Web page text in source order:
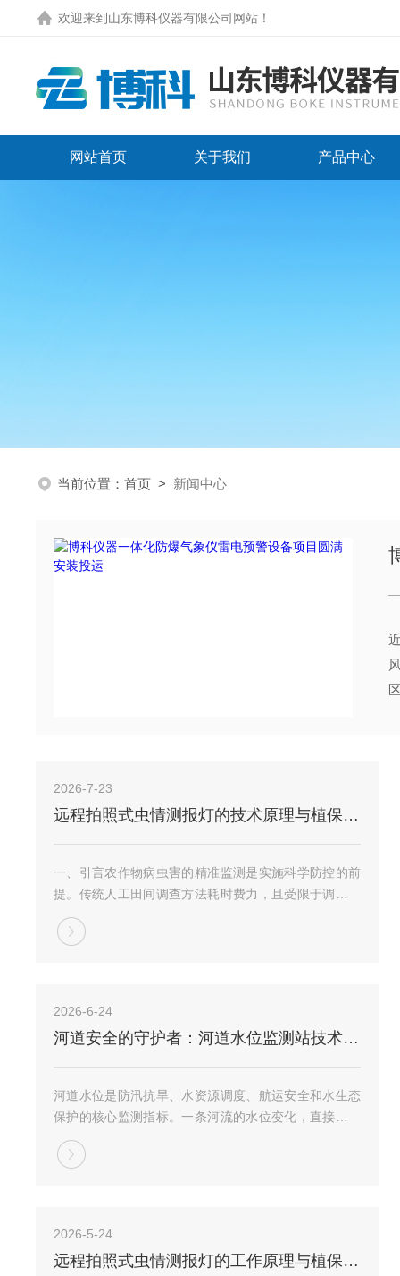
欢迎来到 山东博科仪器有限公司网站 ！
网站首页 关于我们 产品中心
当前位置： 首页 > 新闻中心
2026-7-23
远程拍照式虫情测报灯的技术原理与植保应用
一、引言农作物病虫害的精准监测是实施科学防控的前
提。传统人工田间调查方法耗时费力，且受限于调查人
员的经验和视野，难以实现全天候、大范围的连续监
测。远程拍照式虫情测报灯的出现，为解决这一难题提
2026-6-24
河道安全的守护者：河道水位监测站技术解析
河道水位是防汛抗旱、水资源调度、航运安全和水生态
保护的核心监测指标。一条河流的水位变化，直接关系
到沿岸居民的生命财产安全和生产生活用水保障。河道
水位监测站作为部署在河道关键断面的专用监测设施，
2026-5-24
远程拍照式虫情测报灯的工作原理与植保应用价值